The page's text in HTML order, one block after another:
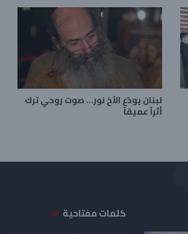
لبنان يودّع الأخ نور… صوت روحي ترك
أثراً عميقاً
كلمات مفتاحية